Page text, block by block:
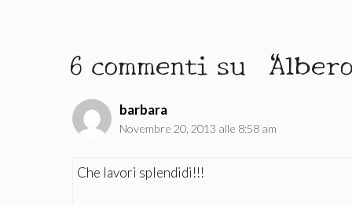
6 commenti su
barbara
Novembre 20, 2013 alle 8:58 am
Che lavori splendidi!!!